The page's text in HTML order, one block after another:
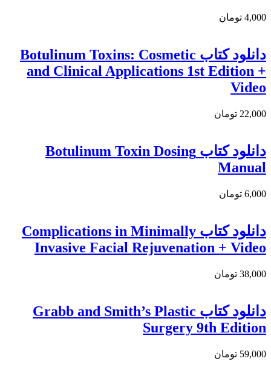
4,000 تومان
دانلود کتاب Botulinum Toxins: Cosmetic
and Clinical Applications 1st Edition +
Video
22,000 تومان
دانلود کتاب Botulinum Toxin Dosing
Manual
6,000 تومان
دانلود کتاب Complications in Minimally
Invasive Facial Rejuvenation + Video
38,000 تومان
دانلود کتاب Grabb and Smith’s Plastic
Surgery 9th Edition
59,000 تومان